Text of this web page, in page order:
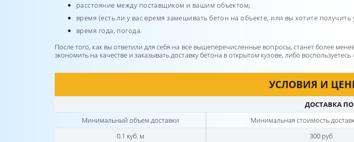
расстояние между поставщиком и вашим объектом;
время (есть ли у вас время замешивать бетон на объекте, или вы хотите получить
время года, погода.
После того, как вы ответили для себя на все вышеперечисленные вопросы, станет более
экономить на качестве и заказывать доставку бетона в открытом кузове, либо
УСЛОВИЯ И
ДОСТАВКА
Минимальный объем доставки
Минимальная стоимость
0.1 куб. м
300 руб